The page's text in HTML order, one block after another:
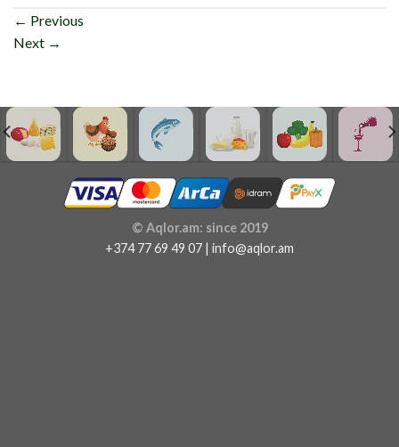
← Previous
Next →
© Aqlor.am: since 2019
+374 77 69 49 07 | info@aqlor.am